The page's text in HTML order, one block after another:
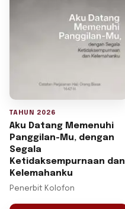
TAHUN 2026
Aku Datang Memenuhi
Panggilan-Mu, dengan
Segala
Ketidaksempurnaan dan
Kelemahanku
Penerbit Kolofon